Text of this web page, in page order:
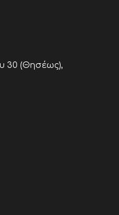
30 (Θησέως),